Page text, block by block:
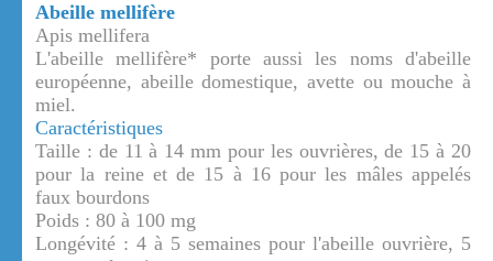
Abeille mellifère
Apis mellifera
L'abeille mellifère* porte aussi les noms d'abeille
européenne, abeille domestique, avette ou mouche à
miel.
Caractéristiques
Taille : de 11 à 14 mm pour les ouvrières, de 15 à 20
pour la reine et de 15 à 16 pour les mâles appelés
faux bourdons
Poids : 80 à 100 mg
Longévité : 4 à 5 semaines pour l'abeille ouvrière, 5